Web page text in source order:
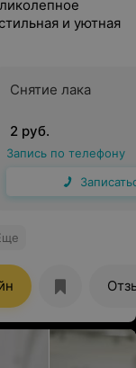
и уютная
Снятие лака
2 руб.
Запись по телефону